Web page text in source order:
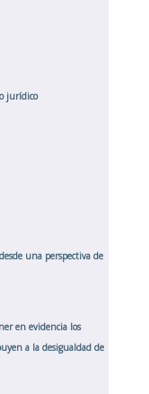
jurídico
una perspectiva de
en evidencia los
a la desigualdad de